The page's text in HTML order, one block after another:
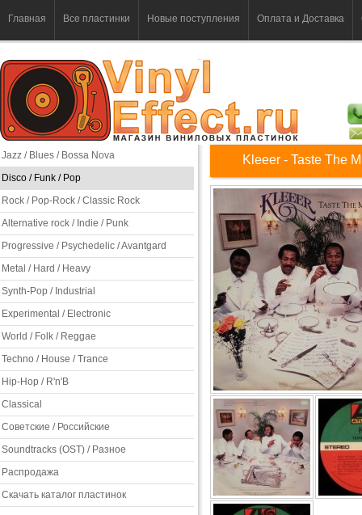
Главная Все пластинки Новые поступления Оплата и Доставка
Jazz / Blues / Bossa Nova
Disco / Funk / Pop
Rock / Pop-Rock / Classic Rock
Alternative rock / Indie / Punk
Progressive / Psychedelic / Avantgard
Metal / Hard / Heavy
Synth-Pop / Industrial
Experimental / Electronic
World / Folk / Reggae
Techno / House / Trance
Hip-Hop / R'n'B
Classical
Советские / Российские
Soundtracks (OST) / Разное
Распродажа
Скачать каталог пластинок
Kleeer - Taste The